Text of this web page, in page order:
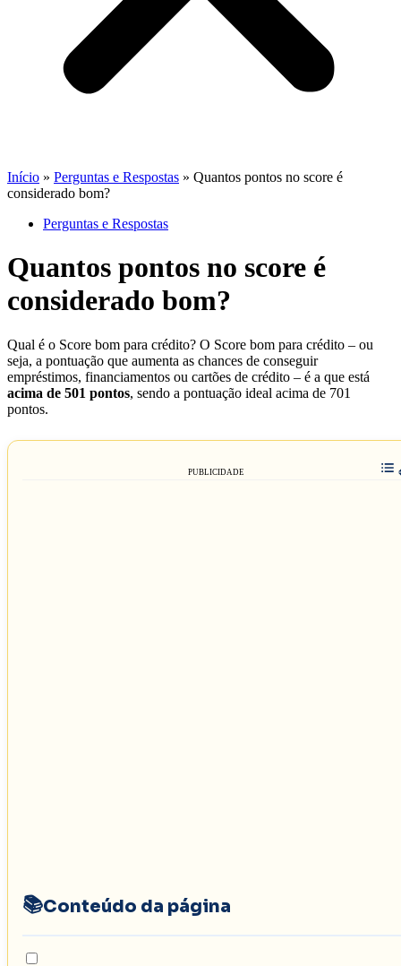
Início » Perguntas e Respostas » Quantos pontos no score é
considerado bom?
Perguntas e Respostas
Quantos pontos no score é
considerado bom?
Qual é o Score bom para crédito? O Score bom para crédito – ou
seja, a pontuação que aumenta as chances de conseguir
empréstimos, financiamentos ou cartões de crédito – é a que está
acima de 501 pontos, sendo a pontuação ideal acima de 701
pontos.
PUBLICIDADE
Conteúdo da página